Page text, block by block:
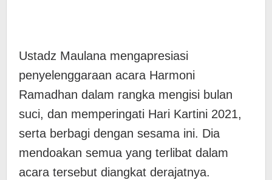
Ustadz Maulana mengapresiasi
penyelenggaraan acara Harmoni
Ramadhan dalam rangka mengisi bulan
suci, dan memperingati Hari Kartini 2021,
serta berbagi dengan sesama ini. Dia
mendoakan semua yang terlibat dalam
acara tersebut diangkat derajatnya.